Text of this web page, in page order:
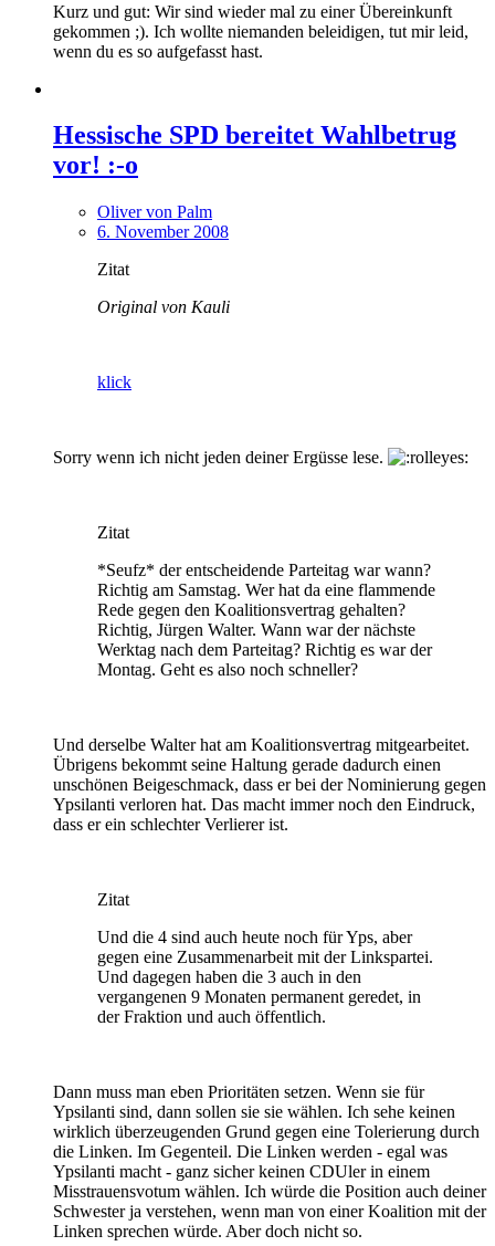
Kurz und gut: Wir sind wieder mal zu einer Übereinkunft
gekommen ;). Ich wollte niemanden beleidigen, tut mir leid,
wenn du es so aufgefasst hast.
Hessische SPD bereitet Wahlbetrug
vor! :-o
Oliver von Palm
6. November 2008
Zitat
Original von Kauli
klick
Sorry wenn ich nicht jeden deiner Ergüsse lese.
Zitat
*Seufz* der entscheidende Parteitag war wann?
Richtig am Samstag. Wer hat da eine flammende
Rede gegen den Koalitionsvertrag gehalten?
Richtig, Jürgen Walter. Wann war der nächste
Werktag nach dem Parteitag? Richtig es war der
Montag. Geht es also noch schneller?
Und derselbe Walter hat am Koalitionsvertrag mitgearbeitet.
Übrigens bekommt seine Haltung gerade dadurch einen
unschönen Beigeschmack, dass er bei der Nominierung gegen
Ypsilanti verloren hat. Das macht immer noch den Eindruck,
dass er ein schlechter Verlierer ist.
Zitat
Und die 4 sind auch heute noch für Yps, aber
gegen eine Zusammenarbeit mit der Linkspartei.
Und dagegen haben die 3 auch in den
vergangenen 9 Monaten permanent geredet, in
der Fraktion und auch öffentlich.
Dann muss man eben Prioritäten setzen. Wenn sie für
Ypsilanti sind, dann sollen sie sie wählen. Ich sehe keinen
wirklich überzeugenden Grund gegen eine Tolerierung durch
die Linken. Im Gegenteil. Die Linken werden - egal was
Ypsilanti macht - ganz sicher keinen CDUler in einem
Misstrauensvotum wählen. Ich würde die Position auch deiner
Schwester ja verstehen, wenn man von einer Koalition mit der
Linken sprechen würde. Aber doch nicht so.